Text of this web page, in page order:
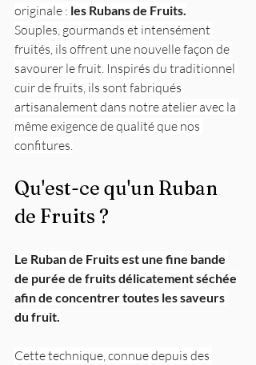
originale : les Rubans de Fruits.
Souples, gourmands et intensément
fruités, ils offrent une nouvelle façon de
savourer le fruit. Inspirés du traditionnel
cuir de fruits, ils sont fabriqués
artisanalement dans notre atelier avec la
même exigence de qualité que nos
confitures.
Qu'est-ce qu'un Ruban
de Fruits ?
Le Ruban de Fruits est une fine bande
de purée de fruits délicatement séchée
afin de concentrer toutes les saveurs
du fruit.
Cette technique, connue depuis des